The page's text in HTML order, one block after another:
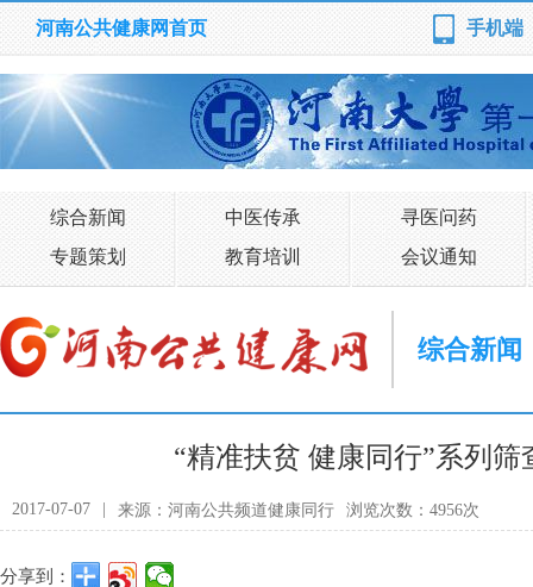
河南公共健康网首页 手机端
综合新闻 中医传承
寻医问药
专题策划
教育培训 会议通知
综合新闻
“精准扶贫 健康同行”系列
2017-07-07 来源：河南公共频道健康同行 浏览次数：4956次
分享到：